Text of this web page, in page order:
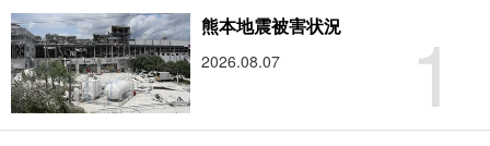
1
熊本地震被害状況
2026.08.07